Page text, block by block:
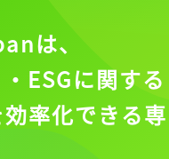
は、
ESGに関する
率化できる